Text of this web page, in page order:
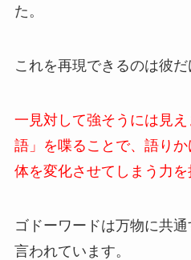
た。
これを再現できるのは彼だ
一見対して強そうには見
語」を喋ることで、語り
体を変化させてしまう力を
ゴドーワードは万物に共
言われています。